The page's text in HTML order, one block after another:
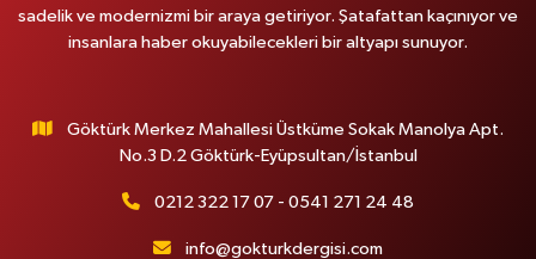
sadelik ve modernizmi bir araya getiriyor. Şatafattan kaçınıyor ve
insanlara haber okuyabilecekleri bir altyapı sunuyor.
Göktürk Merkez Mahallesi Üstküme Sokak Manolya Apt.
No.3 D.2 Göktürk-Eyüpsultan/İstanbul
0212 322 17 07 - 0541 271 24 48
info@gokturkdergisi.com